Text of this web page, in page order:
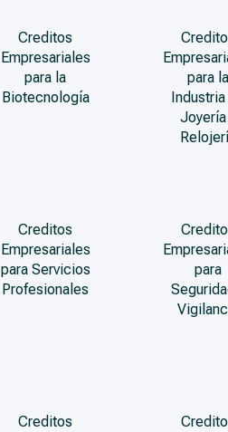
Creditos
Empresariales
para la
Biotecnología
para la
Joyería
Creditos
Empresariales
para Servicios
Profesionales
para
Creditos